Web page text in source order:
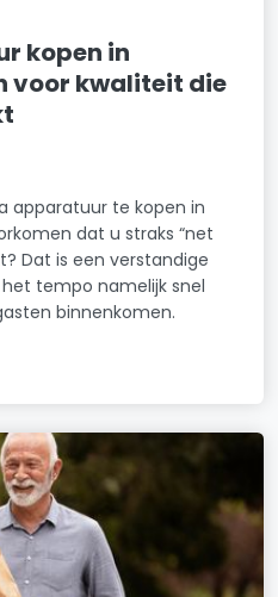
kopen in
voor kwaliteit die
apparatuur te kopen in
dat u straks “net
Dat is een verstandige
tempo namelijk snel
binnenkomen.